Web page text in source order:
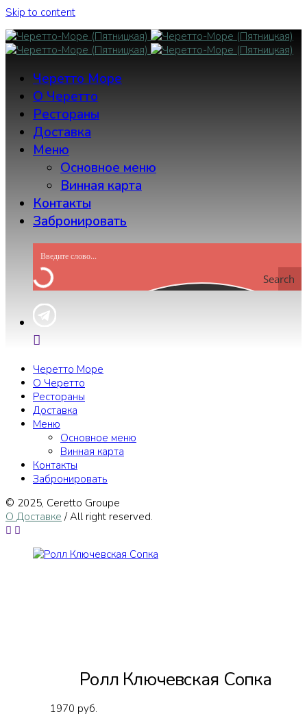
Skip to content
Черетто Море
О Черетто
Рестораны
Доставка
Меню
Основное меню
Винная карта
Контакты
Забронировать
Search
Черетто Море
О Черетто
Рестораны
Доставка
Меню
Основное меню
Винная карта
Контакты
Забронировать
© 2025, Сeretto Groupe
О Доставке / All right reserved.
Ролл Ключевская Сопка
1970 руб.